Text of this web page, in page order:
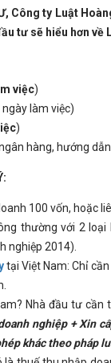
Công ty Luật
tư sẽ hiểu hơn về
việc)
làm việc)
)
hàng, hướng
100 vốn, hoặc
thường với 2 loại
nghiệp 2014).
tại Việt Nam: Chỉ
Nhà đầu tư cần
nghiệp + Xin
khác theo pháp